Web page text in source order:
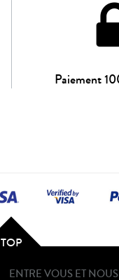
Paiement
TOP
ENTRE VOUS ET NOUS